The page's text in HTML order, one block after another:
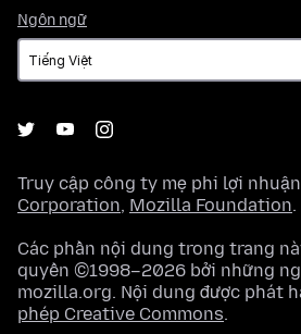
Ngôn ngữ
ngữ
Truy cập công ty mẹ phi lợi
Corporation, Mozilla Foundation.
Các phần nội dung trong trang
quyền ©1998–2026 bởi những
mozilla.org. Nội dung được phát
phép Creative Commons.